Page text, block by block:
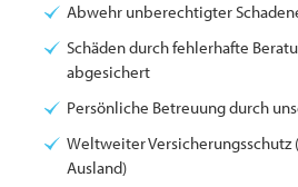
Abwehr unberechtigter
Schäden durch fehlerhafte
abgesichert
Persönliche Betreuung durch
Weltweiter Versicherungsschutz
Ausland)